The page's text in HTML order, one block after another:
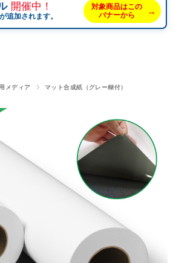
開催中！
追加されます。
対象商品はこの
バナーから
→
メディア マット合成紙（グレー糊付）